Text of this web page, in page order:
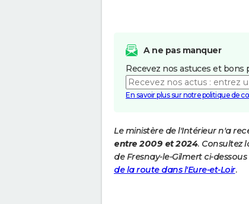
A ne pas manquer
Recevez nos astuces et
En savoir plus sur notre politique de
Le ministère de l'Intérieur n'a
entre 2009 et 2024. Consultez
de Fresnay-le-Gilmert ci-
de la route dans l'Eure-et-Loir.